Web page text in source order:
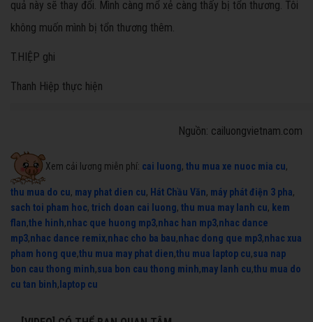
quả này sẽ thay đổi. Mình càng mổ xẻ càng thấy bị tổn thương. Tôi
không muốn mình bị tổn thương thêm.
T.HIỆP ghi
Thanh Hiệp thực hiện
Nguồn: cailuongvietnam.com
Xem cải lương miễn phí: cai luong, thu mua xe nuoc mia cu,
thu mua do cu, may phat dien cu, Hát Chầu Văn, máy phát điện 3 pha,
sach toi pham hoc, trich doan cai luong, thu mua may lanh cu, kem
flan,the hinh,nhac que huong mp3,nhac han mp3,nhac dance
mp3,nhac dance remix,nhac cho ba bau,nhac dong que mp3,nhac xua
pham hong que,thu mua may phat dien,thu mua laptop cu,sua nap
bon cau thong minh,sua bon cau thong minh,may lanh cu,thu mua do
cu tan binh, laptop cu